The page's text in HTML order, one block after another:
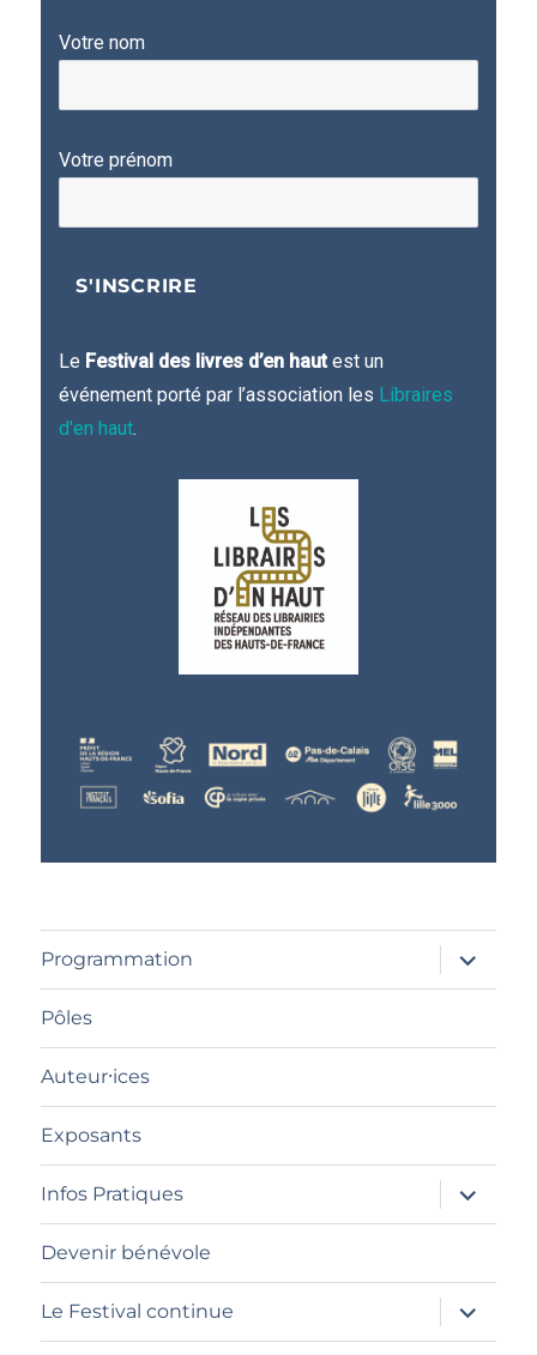
Votre nom
Votre prénom
Le Festival des livres d’en hautest un
événement porté par l’association les Libraires
d'en haut.
Programmation
ouvrir
le
sous-
Pôles
Auteur⸱ices
Exposants
Infos Pratiques
ouvrir
le
sous-
Devenir bénévole
Le Festival continue
ouvrir
le
sous-